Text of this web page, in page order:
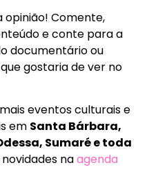
opinião! Comente,
e conte para a
documentário ou
gostaria de ver no
eventos culturais e
em Santa Bárbara,
Sumaré e toda
naagenda